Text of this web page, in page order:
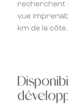
recherchent
vue
km de la côte.